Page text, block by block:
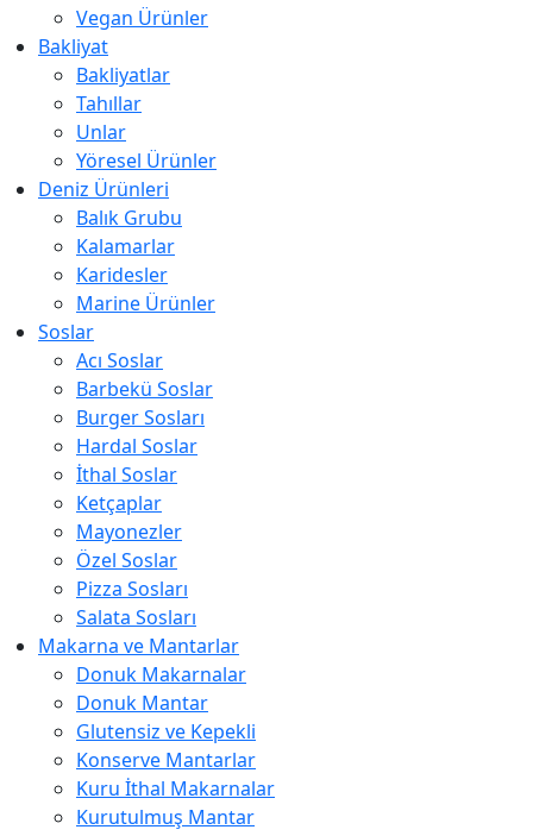
Vegan Ürünler
Bakliyat
Bakliyatlar
Tahıllar
Unlar
Yöresel Ürünler
Deniz Ürünleri
Balık Grubu
Kalamarlar
Karidesler
Marine Ürünler
Soslar
Acı Soslar
Barbekü Soslar
Burger Sosları
Hardal Soslar
İthal Soslar
Ketçaplar
Mayonezler
Özel Soslar
Pizza Sosları
Salata Sosları
Makarna ve Mantarlar
Donuk Makarnalar
Donuk Mantar
Glutensiz ve Kepekli
Konserve Mantarlar
Kuru İthal Makarnalar
Kurutulmuş Mantar